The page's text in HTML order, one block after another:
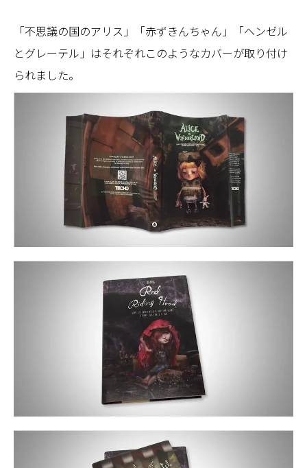
「不思議の国のアリス」「赤ずきんちゃん」「ヘンゼル
とグレーテル」はそれぞれこのようなカバーが取り付け
られました。